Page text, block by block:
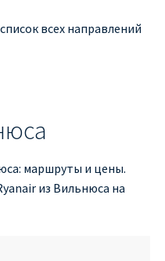
всех направлений
маршруты и цены.
из Вильнюса на